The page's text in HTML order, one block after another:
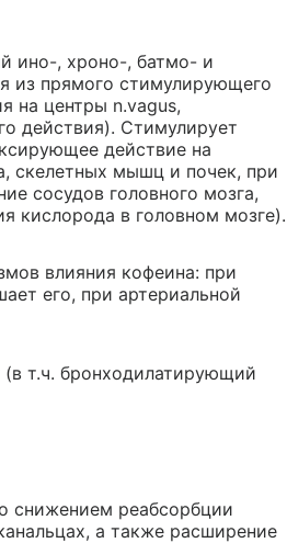
ино-, хроно-, батмо- и
из прямого стимулирующего
на центры n.vagus,
действия). Стимулирует
действие на
скелетных мышц и почек, при
сосудов головного мозга,
кислорода в головном мозге).
влияния кофеина: при
его, при артериальной
(в т.ч. бронходилатирующий
снижением реабсорбции
а также расширение